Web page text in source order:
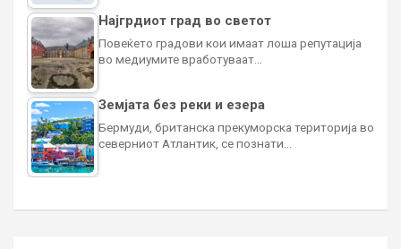
Најгрдиот град во светот
Повеќето градови кои имаат лоша репутација
во медиумите вработуваат…
Земјата без реки и езера
Бермуди, британска прекуморска територија во
северниот Атлантик, се познати…